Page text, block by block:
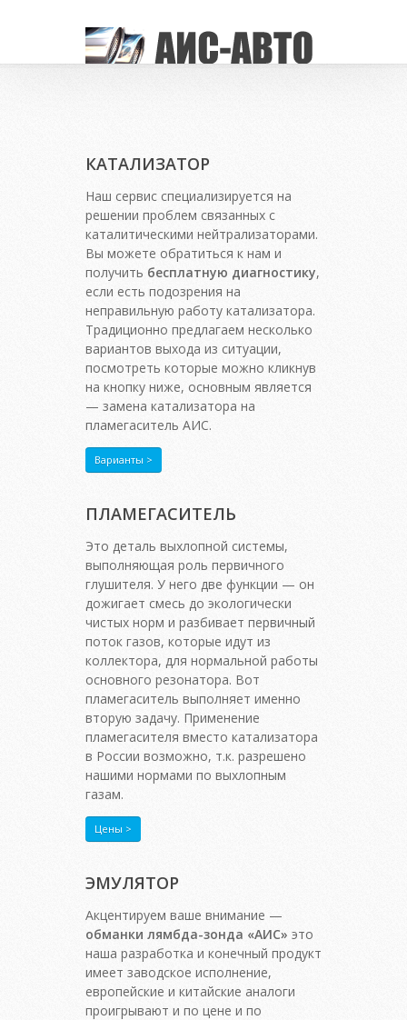
КАТАЛИЗАТОР
Наш сервис специализируется на
решении проблем связанных с
каталитическими нейтрализаторами.
Вы можете обратиться к нам и
получить бесплатную диагностику,
если есть подозрения на
неправильную работу катализатора.
Традиционно предлагаем несколько
вариантов выхода из ситуации,
посмотреть которые можно кликнув
на кнопку ниже, основным является
— замена катализатора на
пламегаситель АИС.
Варианты >
ПЛАМЕГАСИТЕЛЬ
Это деталь выхлопной системы,
выполняющая роль первичного
глушителя. У него две функции — он
дожигает смесь до экологически
чистых норм и разбивает первичный
поток газов, которые идут из
коллектора, для нормальной работы
основного резонатора. Вот
пламегаситель выполняет именно
вторую задачу. Применение
пламегасителя вместо катализатора
в России возможно, т.к. разрешено
нашими нормами по выхлопным
газам.
Цены >
ЭМУЛЯТОР
Акцентируем ваше внимание —
обманки лямбда-зонда «АИС» это
наша разработка и конечный продукт
имеет заводское исполнение,
европейские и китайские аналоги
проигрывают и по цене и по